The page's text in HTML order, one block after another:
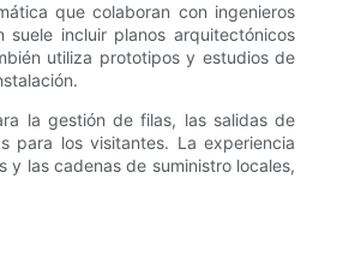
que colaboran con ingenieros
incluir planos arquitectónicos
utiliza prototipos y estudios de
la gestión de filas, las salidas de
para los visitantes. La experiencia
las cadenas de suministro locales,